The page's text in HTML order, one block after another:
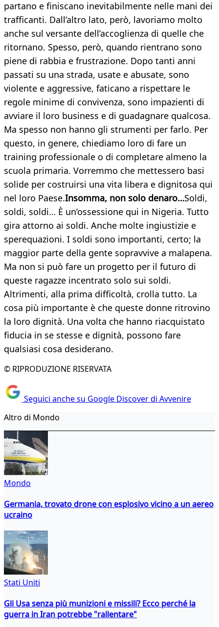
partano e finiscano inevitabilmente nelle mani dei
trafficanti. Dall’altro lato, però, lavoriamo molto
anche sul versante dell’accoglienza di quelle che
ritornano. Spesso, però, quando rientrano sono
piene di rabbia e frustrazione. Dopo tanti anni
passati su una strada, usate e abusate, sono
violente e aggressive, faticano a rispettare le
regole minime di convivenza, sono impazienti di
avviare il loro business e di guadagnare qualcosa.
Ma spesso non hanno gli strumenti per farlo. Per
questo, in genere, chiediamo loro di fare un
training professionale o di completare almeno la
scuola primaria. Vorremmo che mettessero basi
solide per costruirsi una vita libera e dignitosa qui
nel loro Paese.Insomma, non solo denaro…Soldi,
soldi, soldi… È un’ossessione qui in Nigeria. Tutto
gira attorno ai soldi. Anche molte ingiustizie e
sperequazioni. I soldi sono importanti, certo; la
maggior parte della gente sopravvive a malapena.
Ma non si può fare un progetto per il futuro di
queste ragazze incentrato solo sui soldi.
Altrimenti, alla prima difficoltà, crolla tutto. La
cosa più importante è che queste donne ritrovino
la loro dignità. Una volta che hanno riacquistato
fiducia in se stesse e dignità, possono fare
qualsiasi cosa desiderano.
© RIPRODUZIONE RISERVATA
Seguici anche su Google Discover di Avvenire
Altro di Mondo
Mondo
Germania, trovato drone con esplosivo vicino a un aereo
ucraino
Stati Uniti
Gli Usa senza più munizioni e missili? Ecco perché la
guerra in Iran potrebbe "rallentare"